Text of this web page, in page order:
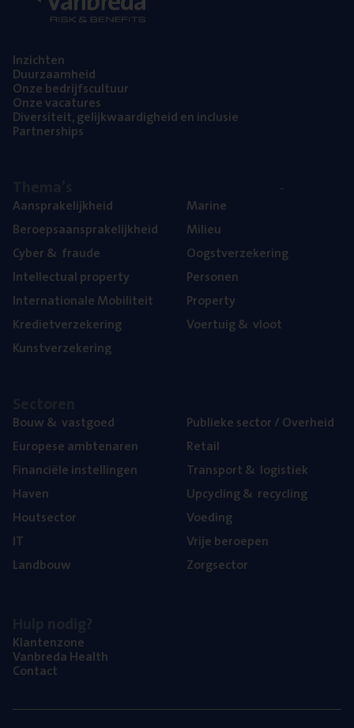
Inzich­ten
Duur­zaam­heid
Onze bedrijfs­cul­tuur
Onze vaca­tu­res
Diver­si­teit, gelijk­waar­dig­heid en inclusie
Part­ner­ships
Aan­spra­ke­lijk­heid
Beroeps­aan­spra­ke­lijk­heid
Cyber& fraude
Intel­lec­tu­al property
Inter­na­ti­o­na­le Mobiliteit
Kre­diet­ver­ze­ke­ring
Kunst­ver­ze­ke­ring
Mari­ne
Mili­eu
Oogst­ver­ze­ke­ring
Per­so­nen
Pro­per­ty
Voer­tuig& vloot
Bouw& vastgoed
Euro­pe­se ambtenaren
Finan­ci­ë­le instellingen
Haven
Hout­sec­tor
IT
Land­bouw
Publie­ke sec­tor / Overheid
Retail
Trans­port& logistiek
Upcy­cling& recycling
Voe­ding
Vrije beroe­pen
Zorg­sec­tor
Klan­ten­zo­ne
Van­b­re­da Health
Con­tact